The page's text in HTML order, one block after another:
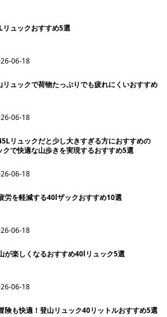
リュックおすすめ5選
06-18
リュックで荷物たっぷりでも疲れにくいおすすめ
06-18
リュックだと少し大きすぎる方におすすめの
クで快適な山歩きを実現するおすすめ5選
06-18
労を軽減する40lザックおすすめ10選
06-18
が楽しくなるおすすめ40lリュック5選
06-18
険も快適！登山リュック40リットルおすすめ5選